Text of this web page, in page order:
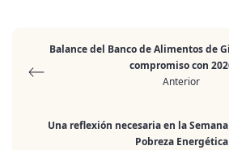
Balance del Banco de Alimentos de
compromiso con
Anterior
Una reflexión necesaria en la
Pobreza Energética